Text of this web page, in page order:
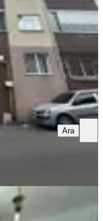
Mutlu
Ara
Daire